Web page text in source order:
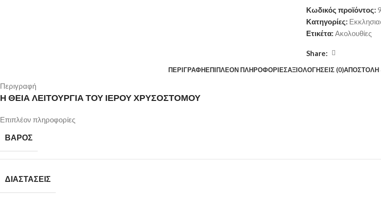
Κωδικός προϊόντος:
Κατηγορίες:
Ετικέτα: Ακολουθίες
Share:
ΠΕΡΙΓΡΑΦΉΕΠΙΠΛΈΟΝ ΠΛΗΡΟΦΟΡΊΕΣΑΞΙΟΛΟΓΉΣΕΙΣ (0)ΑΠΟΣΤΟΛΉ
Περιγραφή
Η ΘΕΙΑ ΛΕΙΤΟΥΡΓΙΑ ΤΟΥ ΙΕΡΟΥ ΧΡΥΣΟΣΤΟΜΟΥ
Επιπλέον πληροφορίες
ΒΆΡΟΣ
ΔΙΑΣΤΆΣΕΙΣ